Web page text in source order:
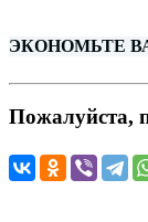
ЭКОНОМЬТЕ
Пожалуйста,